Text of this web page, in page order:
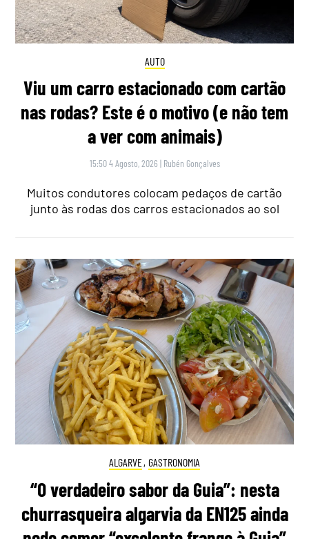
AUTO
Viu um carro estacionado com cartão
nas rodas? Este é o motivo (e não tem
a ver com animais)
15:50 4 Agosto, 2026 | Rubén Gonçalves
Muitos condutores colocam pedaços de cartão
junto às rodas dos carros estacionados ao sol
ALGARVE, GASTRONOMIA
“O verdadeiro sabor da Guia”: nesta
churrasqueira algarvia da EN125 ainda